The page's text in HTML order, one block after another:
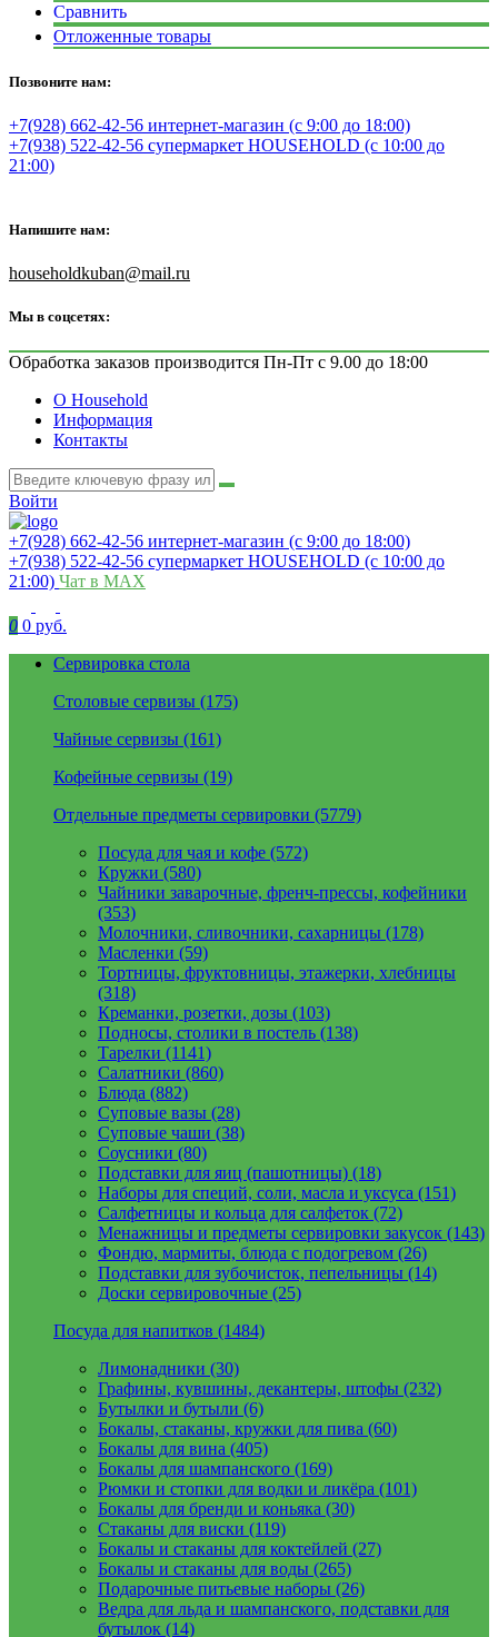
Сравнить
Отложенные товары
Позвоните нам:
+7(928) 662-42-56 интернет-магазин (с 9:00 до 18:00)
+7(938) 522-42-56 супермаркет HOUSEHOLD (с 10:00 до
21:00)
Напишите нам:
householdkuban@mail.ru
Мы в соцсетях:
Обработка заказов производится Пн-Пт с 9.00 до 18:00
О Household
Информация
Контакты
Войти
+7(928) 662-42-56 интернет-магазин (с 9:00 до 18:00)
+7(938) 522-42-56 супермаркет HOUSEHOLD (с 10:00 до
21:00) Чат в MAX
0 0 руб.
Сервировка стола
Столовые сервизы (175)
Чайные сервизы (161)
Кофейные сервизы (19)
Отдельные предметы сервировки (5779)
Посуда для чая и кофе (572)
Кружки (580)
Чайники заварочные, френч-прессы, кофейники
(353)
Молочники, сливочники, сахарницы (178)
Масленки (59)
Тортницы, фруктовницы, этажерки, хлебницы
(318)
Креманки, розетки, дозы (103)
Подносы, столики в постель (138)
Тарелки (1141)
Салатники (860)
Блюда (882)
Суповые вазы (28)
Суповые чаши (38)
Соусники (80)
Подставки для яиц (пашотницы) (18)
Наборы для специй, соли, масла и уксуса (151)
Салфетницы и кольца для салфеток (72)
Менажницы и предметы сервировки закусок (143)
Фондю, мармиты, блюда с подогревом (26)
Подставки для зубочисток, пепельницы (14)
Доски сервировочные (25)
Посуда для напитков (1484)
Лимонадники (30)
Графины, кувшины, декантеры, штофы (232)
Бутылки и бутыли (6)
Бокалы, стаканы, кружки для пива (60)
Бокалы для вина (405)
Бокалы для шампанского (169)
Рюмки и стопки для водки и ликёра (101)
Бокалы для бренди и коньяка (30)
Стаканы для виски (119)
Бокалы и стаканы для коктейлей (27)
Бокалы и стаканы для воды (265)
Подарочные питьевые наборы (26)
Ведра для льда и шампанского, подставки для
бутылок (14)